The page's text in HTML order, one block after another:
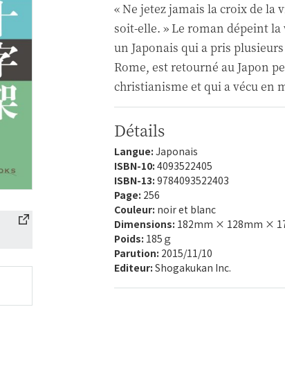
« Ne jetez jamais la croix de la
soit-elle. » Le roman dépeint
un Japonais qui a pris
Rome, est retourné au Japon
christianisme et qui a vécu en
Détails
Langue: Japonais
ISBN-10: 4093522405
ISBN-13: 9784093522403
Page: 256
Couleur: noir et blanc
Dimensions: 182mm × 128mm ×
Poids: 185ｇ
Parution: 2015/11/10
Editeur: Shogakukan Inc.